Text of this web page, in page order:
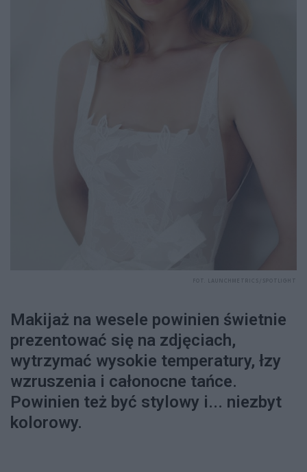
Makijaż na wesele powinien świetnie
prezentować się na zdjęciach,
wytrzymać wysokie temperatury, łzy
wzruszenia i całonocne tańce.
Powinien też być stylowy i... niezbyt
kolorowy.